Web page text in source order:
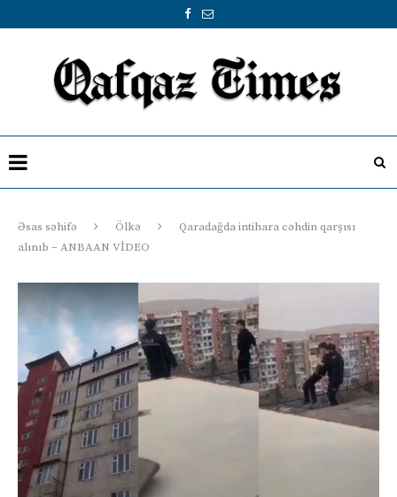
Əsas səhifə Ölkə
Qaradağda intihara cəhdin qarşısı
alınıb – ANBAAN VİDEO